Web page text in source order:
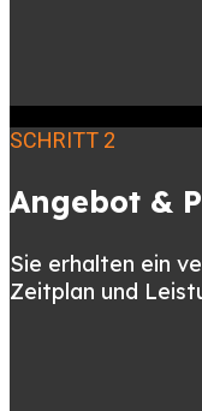
SCHRITT 2
Angebot &
Sie erhalten ein
Zeitplan und